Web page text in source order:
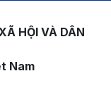
HỘI VÀ DÂN
Nam